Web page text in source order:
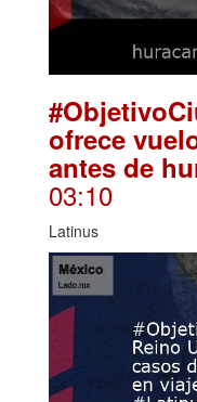
ofrece
antes de
03:10
Latinus